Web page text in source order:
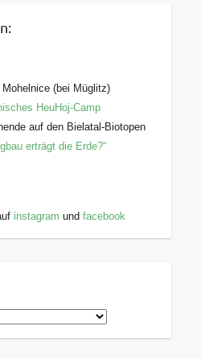
(bei Müglitz)
HeuHoj-Camp
auf den Bielatal-Biotopen
erträgt die Erde?“
instagram undfacebook